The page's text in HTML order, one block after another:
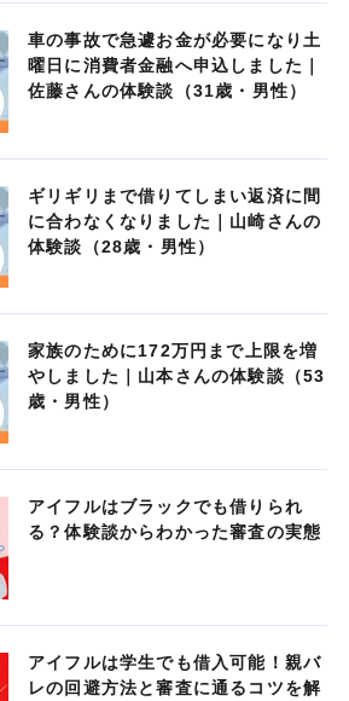
車の事故で急遽お金が必要になり土
曜日に消費者金融へ申込しました｜
佐藤さんの体験談（31歳・男性）
ギリギリまで借りてしまい返済に間
に合わなくなりました｜山崎さんの
体験談（28歳・男性）
家族のために172万円まで上限を増
やしました｜山本さんの体験談（53
歳・男性）
アイフルはブラックでも借りられ
る？体験談からわかった審査の実態
アイフルは学生でも借入可能！親バ
レの回避方法と審査に通るコツを解